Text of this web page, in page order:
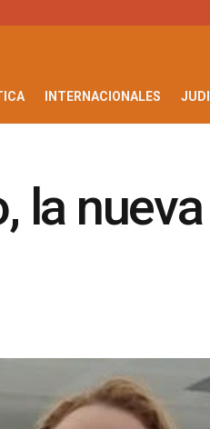
INTERNACIONALES
la